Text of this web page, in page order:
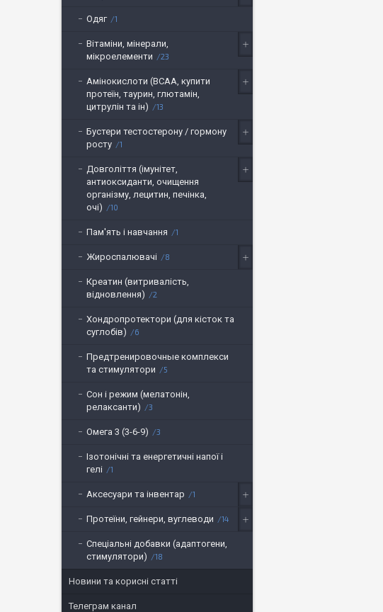
Одяг 1
Вітаміни, мінерали,
мікроелементи
23
Амінокислоти (BCAA, купити
протеїн, таурин, глютамін,
цитрулін та ін)
13
Бустери тестостерону / гормону
росту
1
Довголіття (імунітет,
антиоксиданти, очищення
організму, лецитин, печінка,
очі)
10
Пам'ять і навчання 1
Жироспалювачі 8
Креатин (витривалість,
відновлення)
2
Хондропротектори (для кісток та
суглобів)
6
Предтренировочные комплекси
та стимулятори
5
Сон і режим (мелатонін,
релаксанти)
3
Омега 3 (3-6-9) 3
Ізотонічні та енергетичні напої і
гелі
1
Аксесуари та інвентар 1
Протеїни, гейнери, вуглеводи 14
Спеціальні добавки (адаптогени,
стимулятори)
18
Новини та корисні статті
Телеграм канал